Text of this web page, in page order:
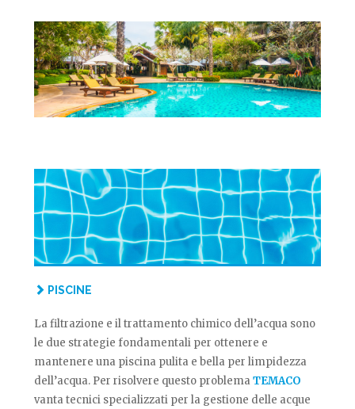
PISCINE
La filtrazione e il trattamento chimico dell’acqua sono
le due strategie fondamentali per ottenere e
mantenere una piscina pulita e bella per limpidezza
dell’acqua. Per risolvere questo problemaTEMACO
vanta tecnici specializzati per la gestione delle acque